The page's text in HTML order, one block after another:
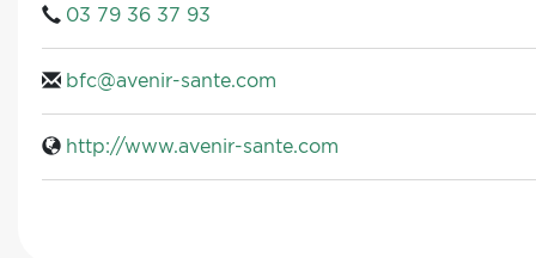
03 79 36 37 93
bfc@avenir-sante.com
http://www.avenir-sante.com